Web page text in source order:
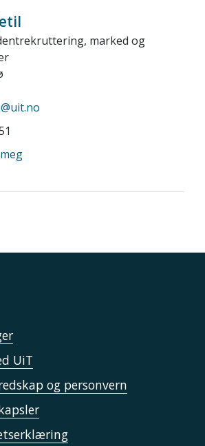
marked og
UiT
og personvern